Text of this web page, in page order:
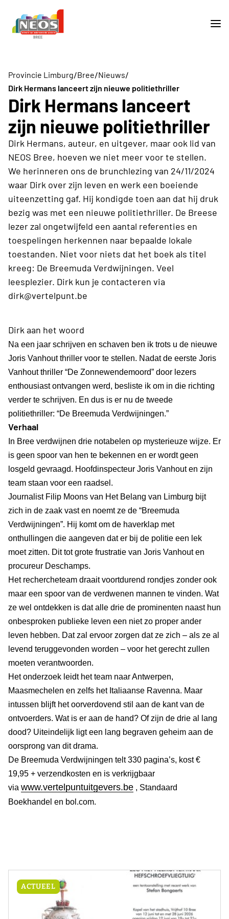
Provincie Limburg/Bree/Nieuws/
Dirk Hermans lanceert zijn nieuwe politiethriller
Dirk Hermans lanceert
zijn nieuwe politiethriller
Dirk Hermans, auteur, en uitgever, maar ook lid van
NEOS Bree, hoeven we niet meer voor te stellen.
We herinneren ons de brunchlezing van 24/11/2024
waar Dirk over zijn leven en werk een boeiende
uiteenzetting gaf. Hij kondigde toen aan dat hij druk
bezig was met een nieuwe politiethriller. De Breese
lezer zal ongetwijfeld een aantal referenties en
toespelingen herkennen naar bepaalde lokale
toestanden. Niet voor niets dat het boek als titel
kreeg: De Breemuda Verdwijningen. Veel
leesplezier. Dirk kun je contacteren via
dirk@vertelpunt.be
Dirk aan het woord
Na een jaar schrijven en schaven ben ik trots u de nieuwe
Joris Vanhout thriller voor te stellen. Nadat de eerste Joris
Vanhout thriller “De Zonnewendemoord” door lezers
enthousiast ontvangen werd, besliste ik om in die richting
verder te schrijven. En dus is er nu de tweede
politiethriller: “De Breemuda Verdwijningen.”
Verhaal
In Bree verdwijnen drie notabelen op mysterieuze wijze. Er
is geen spoor van hen te bekennen en er wordt geen
losgeld gevraagd. Hoofdinspecteur Joris Vanhout en zijn
team staan voor een raadsel.
Journalist Filip Moons van Het Belang van Limburg bijt
zich in de zaak vast en noemt ze de “Breemuda
Verdwijningen”. Hij komt om de haverklap met
onthullingen die aangeven dat er bij de politie een lek
moet zitten. Dit tot grote frustratie van Joris Vanhout en
procureur Deschamps.
Het rechercheteam draait voortdurend rondjes zonder ook
maar een spoor van de verdwenen mannen te vinden. Wat
ze wel ontdekken is dat alle drie de prominenten naast hun
onbesproken publieke leven een niet zo proper ander
leven hebben. Dat zal ervoor zorgen dat ze zich – als ze al
levend teruggevonden worden – voor het gerecht zullen
moeten verantwoorden.
Het onderzoek leidt het team naar Antwerpen,
Maasmechelen en zelfs het Italiaanse Ravenna. Maar
intussen blijft het oorverdovend stil aan de kant van de
ontvoerders. Wat is er aan de hand? Of zijn de drie al lang
dood? Uiteindelijk ligt een lang begraven geheim aan de
oorsprong van dit drama.
De Breemuda Verdwijningen telt 330 pagina’s, kost €
19,95 + verzendkosten en is verkrijgbaar
via www.vertelpuntuitgevers.be , Standaard
Boekhandel en bol.com.
ACTUEEL